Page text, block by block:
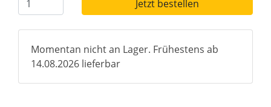
Jetzt bestellen
Momentan nicht an Lager. Frühestens ab
14.08.2026 lieferbar